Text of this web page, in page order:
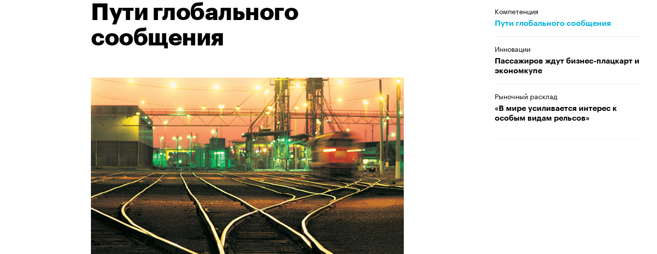
Пути глобального
сообщения
Компетенция
Пути глобального сообщения
Инновации
Пассажиров ждут бизнес-плацкарт и
экономкупе
Рыночный расклад
«В мире усиливается интерес к
особым видам рельсов»